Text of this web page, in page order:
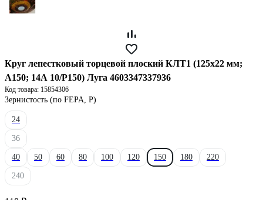
Круг лепестковый торцевой плоский КЛТ1 (125х22 мм;
А150; 14А 10/Р150) Луга 4603347337936
Код товара: 15854306
Зернистость (по FEPA, P)
24
36
40 50 60 80 100 120 150 180 220
240